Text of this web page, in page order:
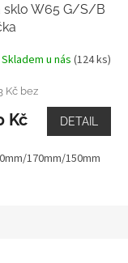
sklo W65 G/S/B
Skladem u nás(124 ks)
Kč bez
Kč DETAIL
170mm/150mm